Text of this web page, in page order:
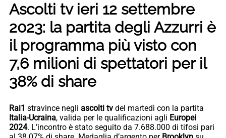
Ascolti tv ieri 12 settembre
2023: la partita degli Azzurri è
il programma più visto con
7,6 milioni di spettatori per il
38% di share
Rai1 stravince negli ascolti tv del martedì con la partita
Italia-Ucraina, valida per le qualificazioni agli Europei
2024. L’incontro è stato seguito da 7.688.000 di tifosi pari